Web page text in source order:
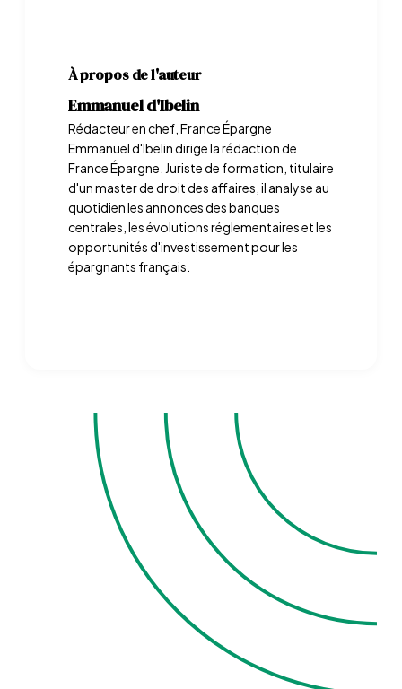
À propos de l'auteur
Emmanuel d'Ibelin
Rédacteur en chef, France Épargne
Emmanuel d'Ibelin dirige la rédaction de
France Épargne. Juriste de formation, titulaire
d'un master de droit des affaires, il analyse au
quotidien les annonces des banques
centrales, les évolutions réglementaires et les
opportunités d'investissement pour les
épargnants français.